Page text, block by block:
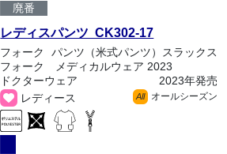
廃番
レディスパンツ CK302-17
フォーク
パンツ（米式パンツ）スラックス
フォーク メディカルウェア 2023
ドクターウェア
2023年発売
レディース
All オールシーズン